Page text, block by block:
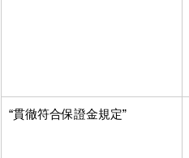
“貫徹符合保證金規定”